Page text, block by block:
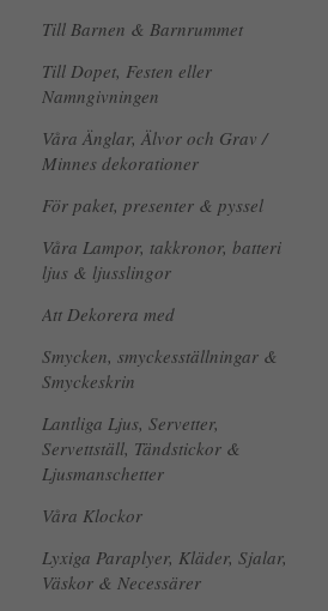
Till Barnen & Barnrummet
Till Dopet, Festen eller
Namngivningen
Våra Änglar, Älvor och Grav /
Minnes dekorationer
För paket, presenter & pyssel
Våra Lampor, takkronor, batteri
ljus & ljusslingor
Att Dekorera med
Smycken, smyckesställningar &
Smyckeskrin
Lantliga Ljus, Servetter,
Servettställ, Tändstickor &
Ljusmanschetter
Våra Klockor
Lyxiga Paraplyer, Kläder, Sjalar,
Väskor & Necessärer